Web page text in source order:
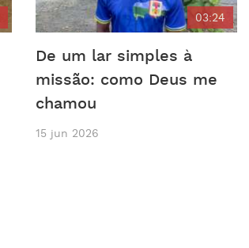
03:24
De um lar simples à
missão: como Deus me
chamou
15 jun 2026